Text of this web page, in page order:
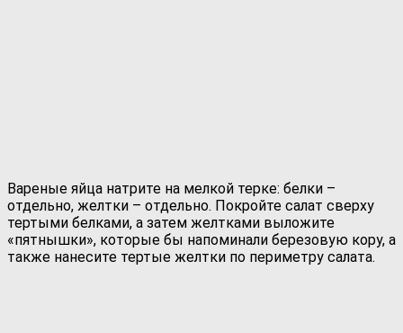
Вареные яйца натрите на мелкой терке: белки –
отдельно, желтки – отдельно. Покройте салат сверху
тертыми белками, а затем желтками выложите
«пятнышки», которые бы напоминали березовую кору, а
также нанесите тертые желтки по периметру салата.